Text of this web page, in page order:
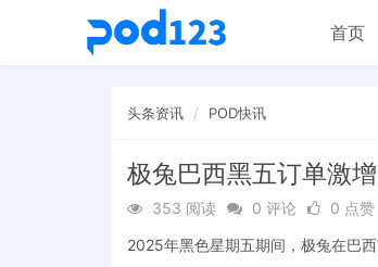
首页
头条资讯 POD快讯
极兔巴西黑五订单激
353 阅读 0 评论 0 点赞
2025年黑色星期五期间，极兔在巴